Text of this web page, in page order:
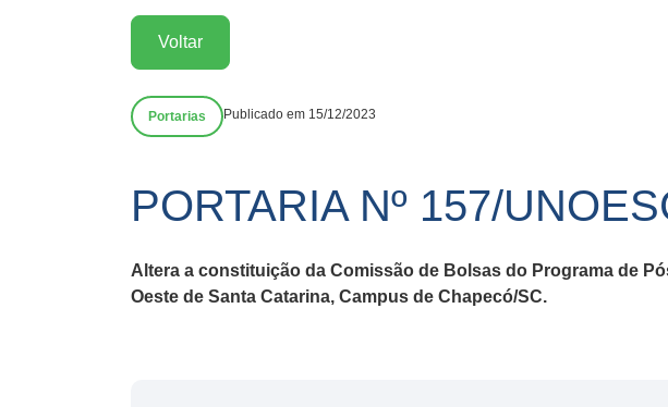
Voltar
Portarias Publicado em 15/12/2023
PORTARIA Nº 157/
Altera a constituição da Comissão de Bolsas do Programa de
Oeste de Santa Catarina, Campus de Chapecó/SC.